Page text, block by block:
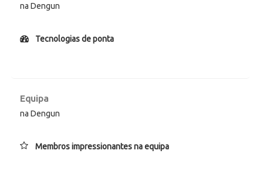
na Dengun
Tecnologias de ponta
Equipa
na Dengun
Membros impressionantes na equipa